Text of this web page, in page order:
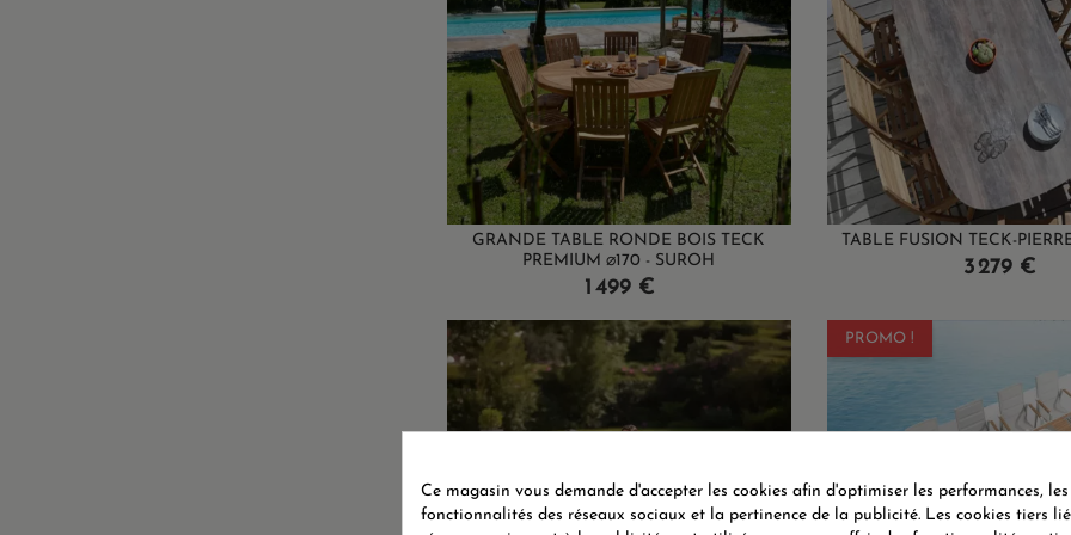
GRANDE TABLE RONDE BOIS TECK
PREMIUM ⌀170 - SUROH
Prix
1 499 €
TABLE FUSION TECK-
Prix
3 279 €
PROMO !
Ce magasin vous demande d'accepter les cookies afin d'optimiser les performances, les
fonctionnalités des réseaux sociaux et la pertinence de la publicité. Les cookies tiers